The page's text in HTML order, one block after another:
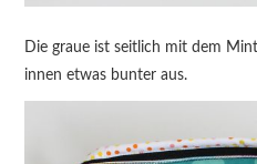
Die graue ist seitlich mit dem
innen etwas bunter aus.